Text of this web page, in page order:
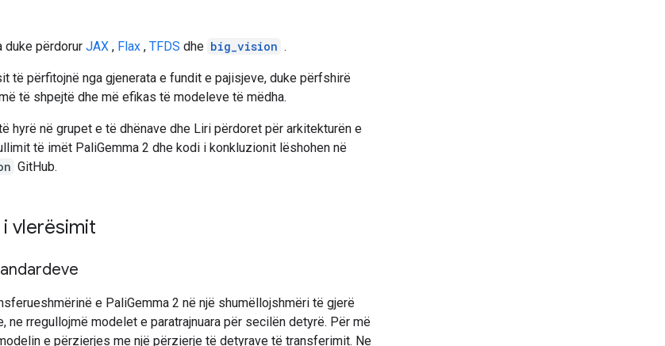
duke përdorur JAX , Flax , TFDS dhe big_vision .
të përfitojnë nga gjenerata e fundit e pajisjeve, duke përfshirë
të shpejtë dhe më efikas të modeleve të mëdha.
hyrë në grupet e të dhënave dhe Liri përdoret për arkitekturën e
të imët PaliGemma 2 dhe kodi i konkluzionit lëshohen në
GitHub.
vlerësimit
e PaliGemma 2 në një shumëllojshmëri të gjerë
ne rregullojmë modelet e paratrajnuara për secilën detyrë. Për më
e përzierjes me një përzierje të detyrave të transferimit. Ne